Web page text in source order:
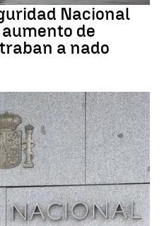
Nacional
de
a nado